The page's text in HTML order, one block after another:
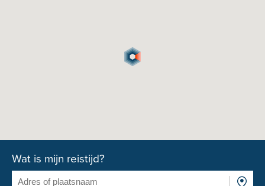
Wat is mijn reistijd?